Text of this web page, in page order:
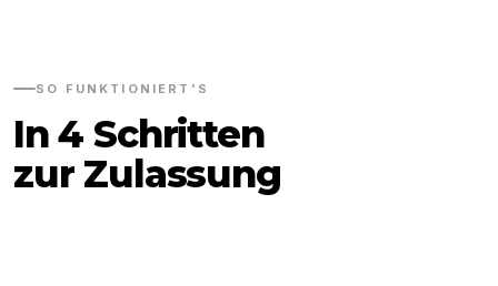
SO FUNKTIONIERT'S
In 4 Schritten
zur Zulassung